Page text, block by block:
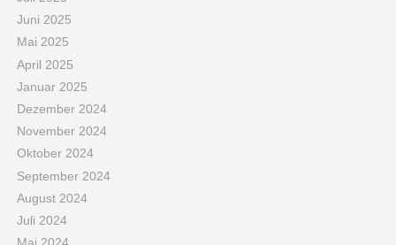
Juni 2025
Mai 2025
April 2025
Januar 2025
Dezember 2024
November 2024
Oktober 2024
September 2024
August 2024
Juli 2024